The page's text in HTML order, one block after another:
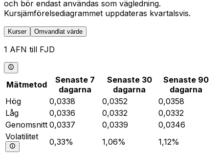
och bör endast användas som vägledning.
Kursjämförelsediagrammet uppdateras kvartalsvis.
Kurser Omvandlat värde
1 AFN till FJD
Mätmetod
Senaste 7
dagarna
Senaste 30
dagarna
Senaste 90
dagarna
Hög
0,0338 0,0352
0,0358
Låg
0,0336 0,0332
0,0332
Genomsnitt 0,0337 0,0339
0,0346
Volatilitet
0,33% 1,06% 1,12%